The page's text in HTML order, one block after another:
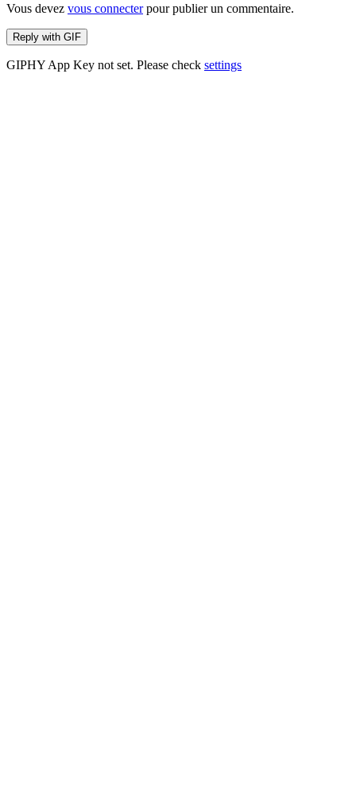
Vous devez vous connecterpour publier un commentaire.
Reply with GIF
GIPHY App Key not set. Please check settings